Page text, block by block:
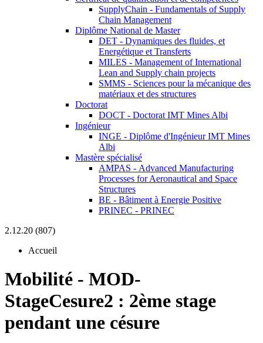
SupplyChain - Fundamentals of Supply
Chain Management
Diplôme National de Master
DET - Dynamiques des fluides, et
Energétique et Transferts
MILES - Management of International
Lean and Supply chain projects
SMMS - Sciences pour la mécanique des
matériaux et des structures
Doctorat
DOCT - Doctorat IMT Mines Albi
Ingénieur
INGE - Diplôme d'Ingénieur IMT Mines
Albi
Mastère spécialisé
AMPAS - Advanced Manufacturing
Processes for Aeronautical and Space
Structures
BE - Bâtiment à Energie Positive
PRINEC - PRINEC
2.12.20 (807)
Accueil
Mobilité - MOD-
StageCesure2 : 2ème stage
pendant une césure